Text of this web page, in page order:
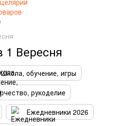
1 Вересня
Школа, обучение, игры
рукоделие
Ежедневники 2026